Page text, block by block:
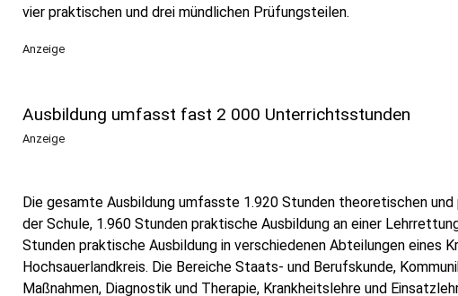
vier praktischen und drei mündlichen Prüfungsteilen.
Anzeige
Ausbildung umfasst fast 2 000 Unterrichtsstunden
Anzeige
Die gesamte Ausbildung umfasste 1.920 Stunden theoretischen
der Schule, 1.960 Stunden praktische Ausbildung an einer
Stunden praktische Ausbildung in verschiedenen Abteilungen eines
Hochsauerlandkreis. Die Bereiche Staats- und Berufskunde,
Maßnahmen, Diagnostik und Therapie, Krankheitslehre und